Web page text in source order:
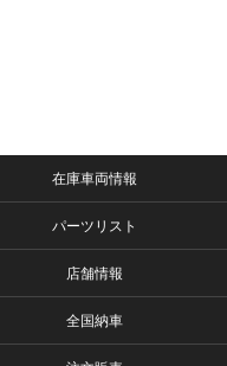
在庫車両情報
パーツリスト
店舗情報
全国納車